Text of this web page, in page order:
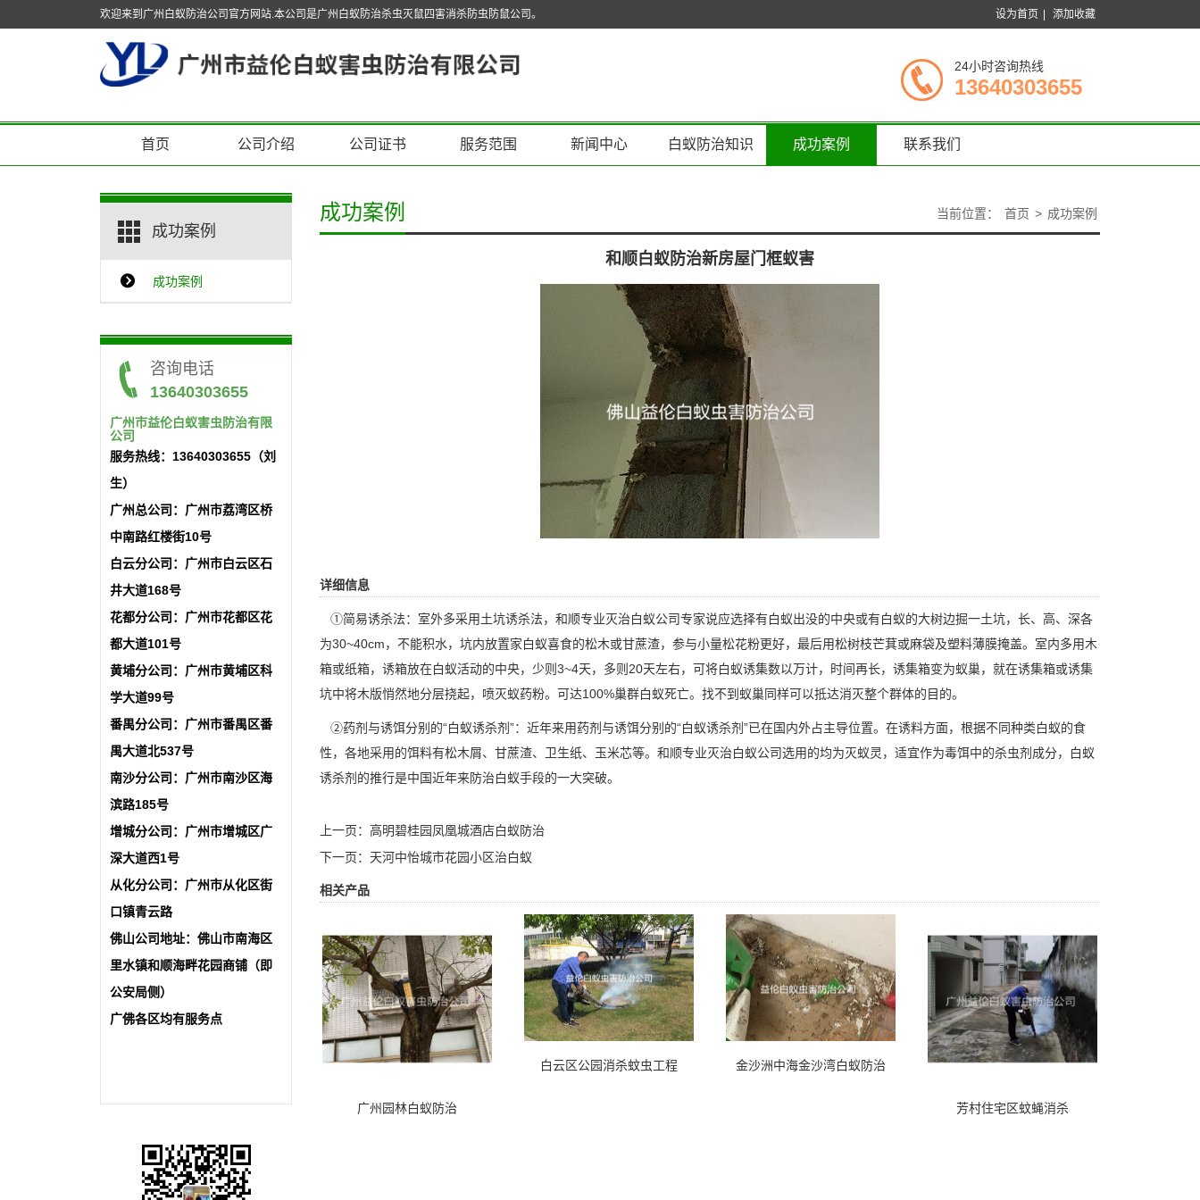
欢迎来到广州白蚁防治公司官方网站.本公司是广州白蚁防治杀虫灭鼠四害消杀防虫防鼠公司。 设为首页 添加收藏
24小时咨询热线
13640303655
首页 公司介绍 公司证书 服务范围 新闻中心 白蚁防治知识 成功案例 联系我们
成功案例
成功案例
咨询电话
13640303655
广州市益伦白蚁害虫防治有限
公司
服务热线：13640303655（刘
生）
广州总公司：广州市荔湾区桥
中南路红楼街10号
白云分公司：广州市白云区石
井大道168号
花都分公司：广州市花都区花
都大道101号
黄埔分公司：广州市黄埔区科
学大道99号
番禺分公司：广州市番禺区番
禺大道北537号
南沙分公司：广州市南沙区海
滨路185号
增城分公司：广州市增城区广
深大道西1号
从化分公司：广州市从化区街
口镇青云路
佛山公司地址：佛山市南海区
里水镇和顺海畔花园商铺（即
公安局侧）
广佛各区均有服务点
成功案例 当前位置： 首页 > 成功案例
和顺白蚁防治新房屋门框蚁害
详细信息
①简易诱杀法：室外多采用土坑诱杀法，和顺专业灭治白蚁公司专家说应选择有白蚁出没的中央或有白蚁的大树边掘一土坑，长、高、深各
为30~40cm，不能积水，坑内放置家白蚁喜食的松木或甘蔗渣，参与小量松花粉更好，最后用松树枝芒萁或麻袋及塑料薄膜掩盖。室内多用木
箱或纸箱，诱箱放在白蚁活动的中央，少则3~4天，多则20天左右，可将白蚁诱集数以万计，时间再长，诱集箱变为蚁巢，就在诱集箱或诱集
坑中将木版悄然地分层挠起，喷灭蚁药粉。可达100%巢群白蚁死亡。找不到蚁巢同样可以抵达消灭整个群体的目的。
②药剂与诱饵分别的“白蚁诱杀剂”：近年来用药剂与诱饵分别的“白蚁诱杀剂”已在国内外占主导位置。在诱料方面，根据不同种类白蚁的食
性，各地采用的饵料有松木屑、甘蔗渣、卫生纸、玉米芯等。和顺专业灭治白蚁公司选用的均为灭蚁灵，适宜作为毒饵中的杀虫剂成分，白蚁
诱杀剂的推行是中国近年来防治白蚁手段的一大突破。
上一页：高明碧桂园凤凰城酒店白蚁防治
下一页： 天河中怡城市花园小区治白蚁
相关产品
广州园林白蚁防治
白云区公园消杀蚊虫工程 金沙洲中海金沙湾白蚁防治
芳村住宅区蚊蝇消杀